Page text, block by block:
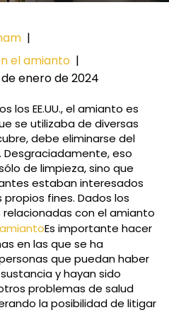
|
el amianto |
enero de 2024
los EE.UU., el amianto es
se utilizaba de diversas
debe eliminarse del
eso
de limpieza, sino que
estaban interesados
fines. Dados los
con el amianto
Es importante hacer
en las que se ha
que puedan haber
y hayan sido
problemas de salud
la posibilidad de litigar